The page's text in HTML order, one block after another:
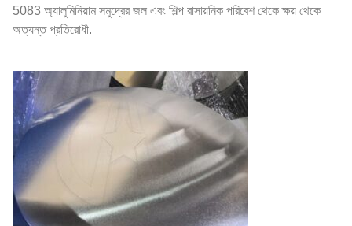
5083 অ্যালুমিনিয়াম সমুদ্রের জল এবং শিল্প রাসায়নিক পরিবেশ থেকে ক্ষয় থেকে
অত্যন্ত প্রতিরোধী.